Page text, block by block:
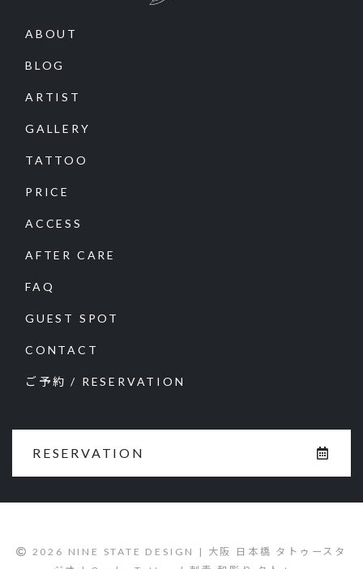
ABOUT
BLOG
ARTIST
GALLERY
TATTOO
PRICE
ACCESS
AFTER CARE
FAQ
GUEST SPOT
CONTACT
ご予約 / RESERVATION
RESERVATION
2026 NINE STATE DESIGN | 大阪 日本橋 タトゥースタ